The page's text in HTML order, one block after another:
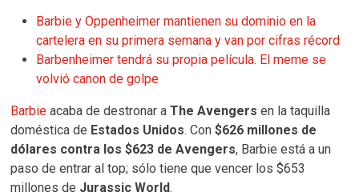
Barbie y Oppenheimer mantienen su dominio en la
cartelera en su primera semana y van por cifras récord
Barbenheimer tendrá su propia película. El meme se
volvió canon de golpe
Barbieacaba de destronar aThe Avengers en la taquilla
doméstica de Estados Unidos. Con$626 millones de
dólares contra los $623 de Avengers, Barbie está a un
paso de entrar al top; sólo tiene que vencer los $653
millones de Jurassic World.